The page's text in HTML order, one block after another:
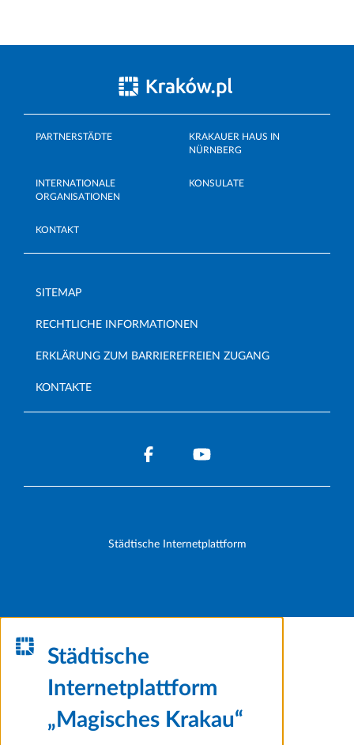
PARTNERSTÄDTE
KRAKAUER HAUS IN
NÜRNBERG
INTERNATIONALE
ORGANISATIONEN
KONSULATE
KONTAKT
SITEMAP
RECHTLICHE INFORMATIONEN
ERKLÄRUNG ZUM BARRIEREFREIEN ZUGANG
KONTAKTE
Städtische Internetplattform
Städtische
Internetplattform
„Magisches Krakau“